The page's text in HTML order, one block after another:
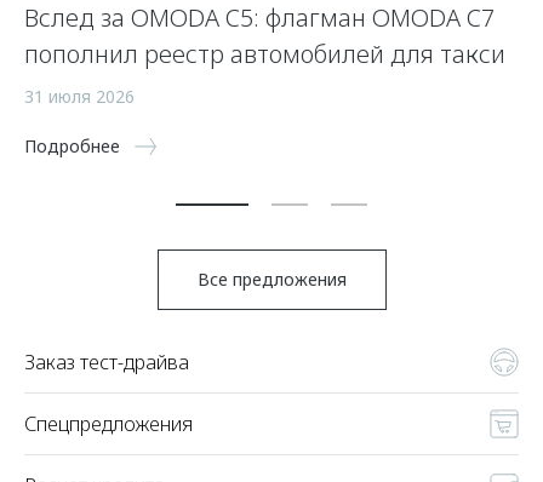
Вслед за OMODA C5: флагман OMODA C7
пополнил реестр автомобилей для такси
31 июля 2026
Подробнее
Все предложения
Заказ тест-драйва
Спецпредложения